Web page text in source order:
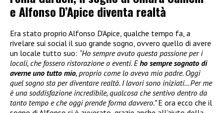
e Alfonso D’Apice diventa realtà
Era stato proprio Alfonso D’Apice, qualche tempo fa, a
rivelare sui social il suo grande sogno, ovvero quello di avere
un locale tutto suo: “Ho sempre avuto questa passione per i
locali, che fossero ristorazione o eventi. Eho sempre sognato di
averne uno tutto mio, proprio come lo aveva mio padre. Oggi
quel sogno sta per diventare realtà. I lavori sono iniziati…Per me
è una soddisfazione incredibile, qualcosa che sentivo dentro da
tanto tempo e che oggi prende forma davvero.”E ora ecco che il